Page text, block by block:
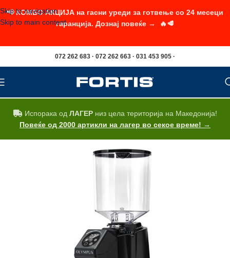
Skip to navigation
Skip to main content
072 262 683 · 072 262 663 · 031 453 905 ·
Испорака од ЛАГЕРниз цела територија на Македонија!
Повеќе од 2000 артикли на лагер во секое време! →
📢 КОМБО АКЦИЈА на гасни уреди за готвење со 24 месеци
гаранција. Дознај повеќе → 🔥🥩